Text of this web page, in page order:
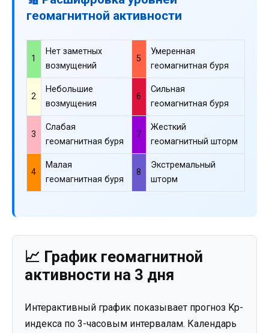
геомагнитной активности
1
Нет заметных
возмущений
5
Умеренная
геомагнитная буря
2
Небольшие
возмущения
6
Сильная
геомагнитная буря
3
Слабая
геомагнитная буря
7
Жесткий
геомагнитный шторм
4
Малая
геомагнитная буря
8
Экстремальный
шторм
📈 График геомагнитной
активности на 3 дня
Интерактивный график показывает прогноз Kp-
индекса по 3-часовым интервалам. Календарь